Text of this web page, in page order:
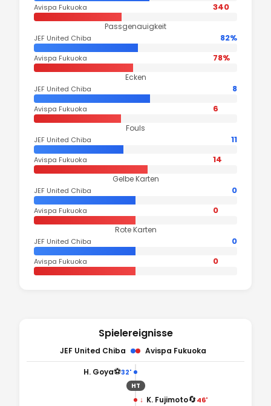
Avispa Fukuoka 340
Passgenauigkeit
JEF United Chiba 82%
Avispa Fukuoka 78%
Ecken
JEF United Chiba 8
Avispa Fukuoka 6
Fouls
JEF United Chiba 11
Avispa Fukuoka 14
Gelbe Karten
JEF United Chiba 0
Avispa Fukuoka 0
Rote Karten
JEF United Chiba 0
Avispa Fukuoka 0
Spielereignisse
JEF United Chiba Avispa Fukuoka
32'
⚽
H. Goya
HT
↓ K. Fujimoto🔄46'